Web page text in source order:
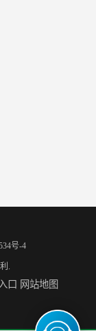
号-4
.
口 网站地图